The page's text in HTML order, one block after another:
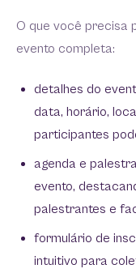
O que você precisa
evento completa:
detalhes do
data, horário,
participantes
agenda e
evento,
palestrantes e
formulário de
intuitivo para